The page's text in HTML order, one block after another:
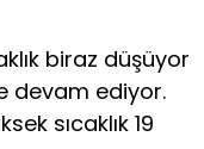
biraz düşüyor
devam ediyor.
sıcaklık 19